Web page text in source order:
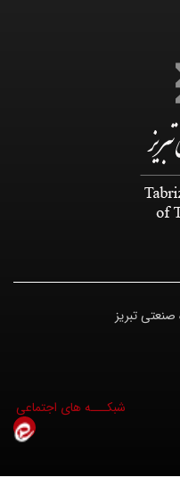
تبریز